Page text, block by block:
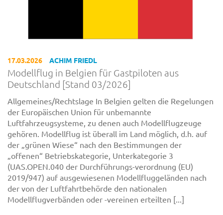
17.03.2026 ACHIM FRIEDL
Modellflug in Belgien für Gastpiloten aus
Deutschland [Stand 03/2026]
Allgemeines/Rechtslage In Belgien gelten die Regelungen
der Europäischen Union für unbemannte
Luftfahrzeugsysteme, zu denen auch Modellflugzeuge
gehören. Modellflug ist überall im Land möglich, d.h. auf
der „grünen Wiese“ nach den Bestimmungen der
„offenen“ Betriebskategorie, Unterkategorie 3
(UAS.OPEN.040 der Durchführungs-verordnung (EU)
2019/947) auf ausgewiesenen Modellfluggeländen nach
der von der Luftfahrtbehörde den nationalen
Modellflugverbänden oder -vereinen erteilten [...]